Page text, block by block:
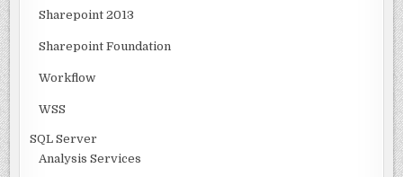
Sharepoint 2013
Sharepoint Foundation
Workflow
WSS
SQL Server
Analysis Services